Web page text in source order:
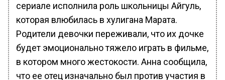
сериале исполнила роль школьницы Айгуль,
которая влюбилась в хулигана Марата.
Родители девочки переживали, что их дочке
будет эмоционально тяжело играть в фильме,
в котором много жестокости. Анна сообщила,
что ее отец изначально был против участия в